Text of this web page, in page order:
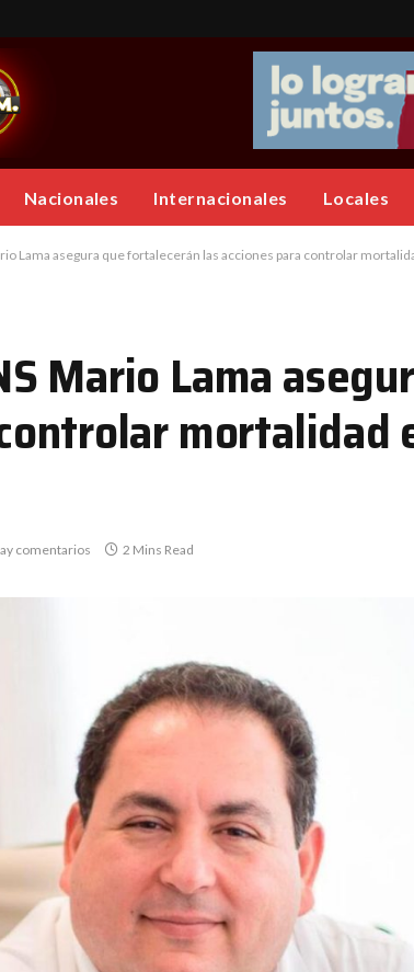
Nacionales Internacionales Locales
Lama asegura que fortalecerán las acciones para controlar
Mario Lama
mortalidad
comentarios 2 Mins Read